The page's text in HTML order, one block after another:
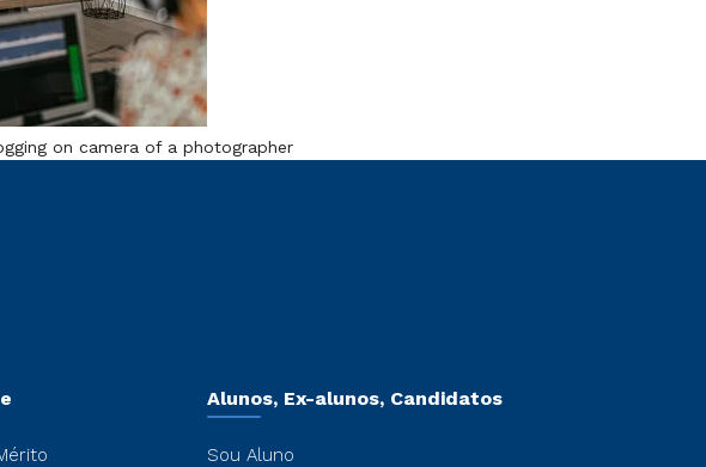
on camera of a photographer
Alunos, Ex-alunos, Candidatos
Sou Aluno